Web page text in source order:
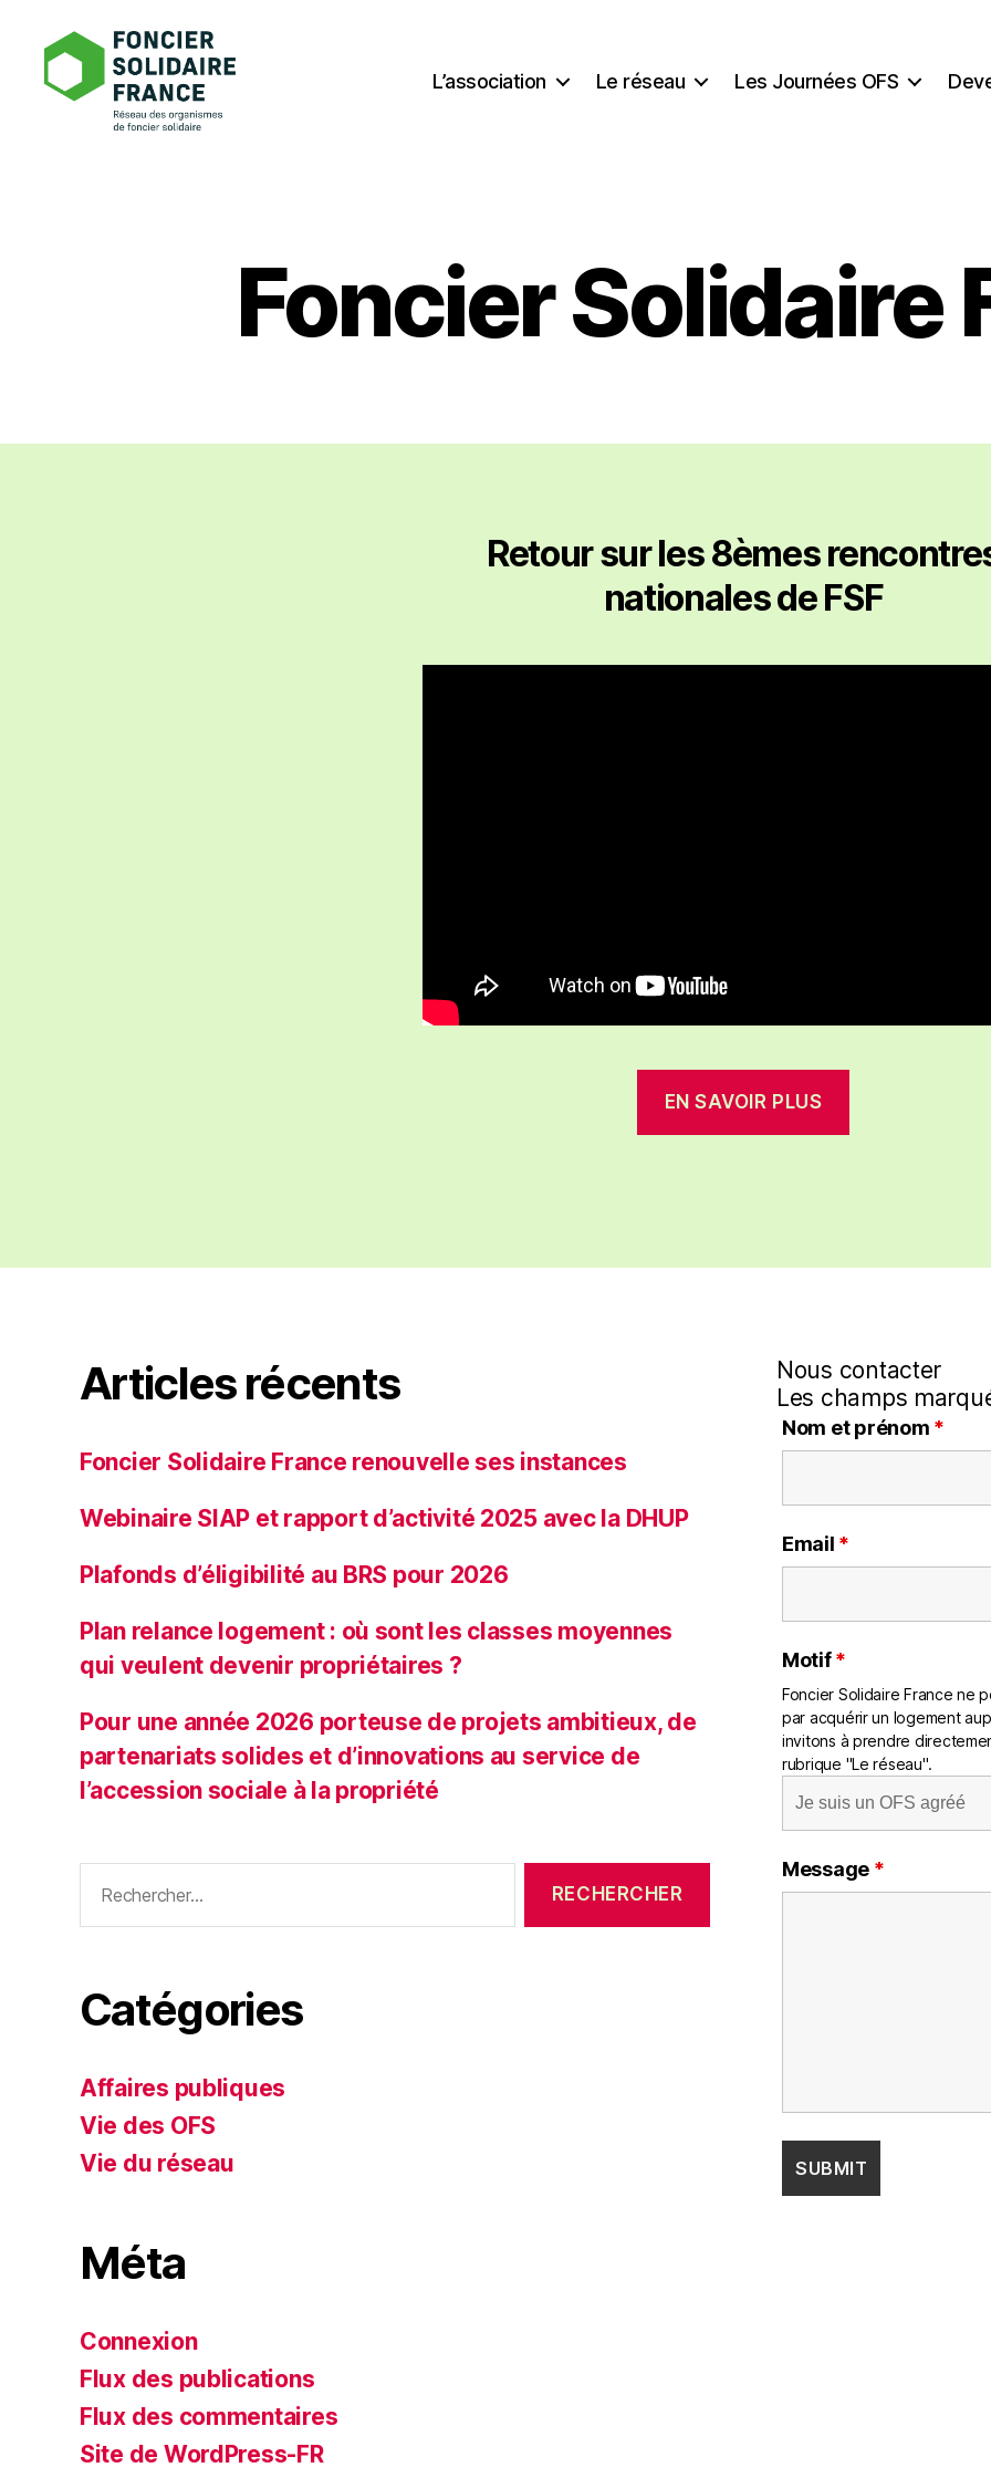
L’association Le réseau Les Journées OFS
Foncier Solidaire
Retour sur les 8èmes
nationales de FSF
EN SAVOIR PLUS
Articles récents
Foncier Solidaire France renouvelle ses instances
Webinaire SIAP et rapport d’activité 2025 avec la DHUP
Plafonds d’éligibilité au BRS pour 2026
Plan relance logement : où sont les classes moyennes
qui veulent devenir propriétaires ?
Pour une année 2026 porteuse de projets ambitieux, de
partenariats solides et d’innovations au service de
l’accession sociale à la propriété
Catégories
Affaires publiques
Vie des OFS
Vie du réseau
Méta
Connexion
Flux des publications
Flux des commentaires
Site de WordPress-FR
Nous contacter
Les champs
Nom et prénom *
Email *
Motif*
Foncier Solidaire France ne
par acquérir un logement
invitons à prendre
rubrique "Le réseau".
Message *